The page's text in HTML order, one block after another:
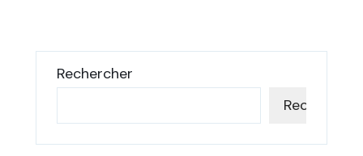
Rechercher
Rechercher